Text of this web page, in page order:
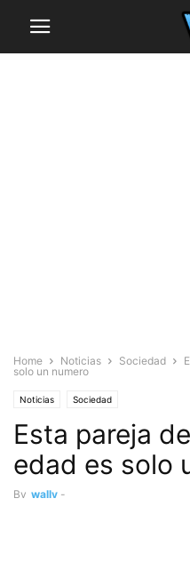
Home Noticias Sociedad
solo un numero
Noticias Sociedad
Esta pareja
edad es solo
By wally -